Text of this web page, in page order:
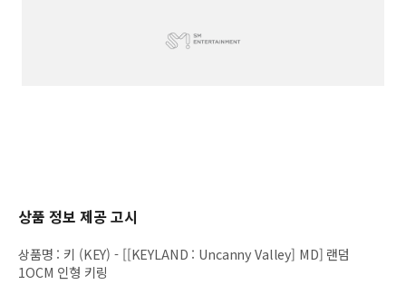
상품 정보 제공 고시
상품명 : 키 (KEY) - [[KEYLAND : Uncanny Valley] MD] 랜덤
1OCM 인형 키링